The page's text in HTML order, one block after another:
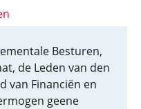
Besturen,
de Leden van den
van Financiën en
geene